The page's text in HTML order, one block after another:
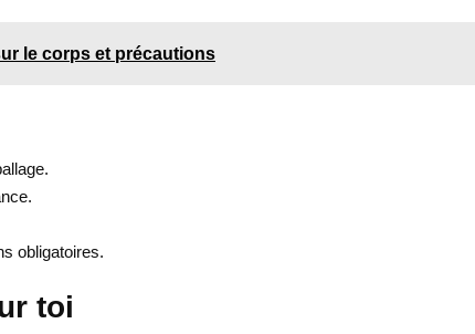
le corps et précautions
obligatoires.
toi